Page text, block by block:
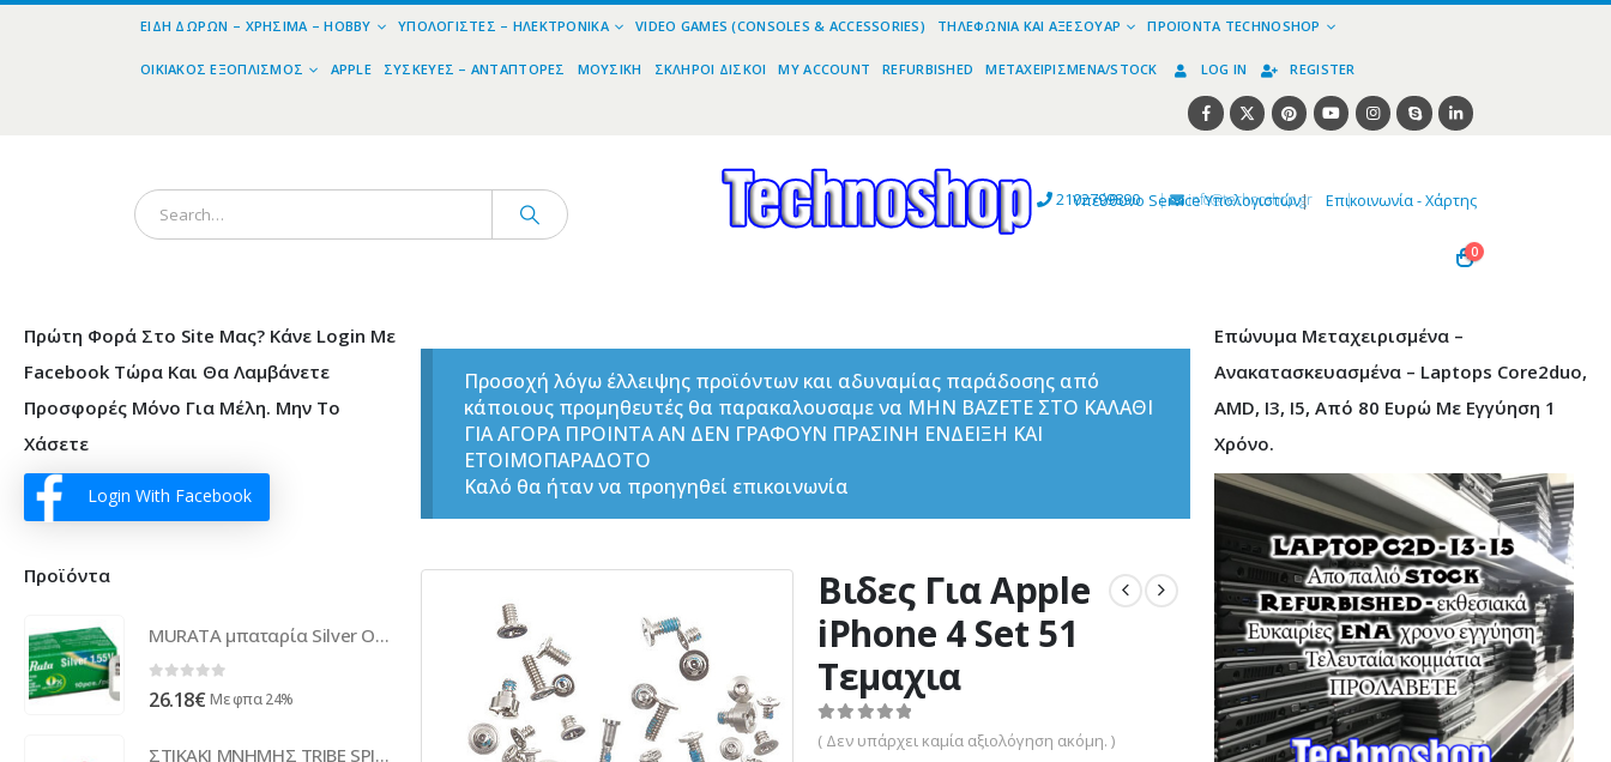
ΕΊΔΗ ΔΏΡΩΝ – ΧΡΉΣΙΜΑ – HOBBY ΥΠΟΛΟΓΙΣΤΈΣ – ΗΛΕΚΤΡΟΝΙΚΆ VIDEO GAMES (CONSOLES & ACCESSORIES) ΤΗΛΕΦΩΝΊΑ ΚΑΙ ΑΞΕΣΟΥΆΡ ΠΡΟΪΌΝΤΑ TECHNOSHOP
ΟΙΚΙΑΚΌΣ ΕΞΟΠΛΙΣΜΌΣ APPLE ΣΥΣΚΕΥΈΣ – ΑΝΤΆΠΤΟΡΕΣ ΜΟΥΣΙΚΉ ΣΚΛΗΡΟΊ ΔΊΣΚΟΙ MY ACCOUNT REFURBISHED ΜΕΤΑΧΕΙΡΙΣΜΈΝΑ/STOCK LOG IN REGISTER
2102799890 | info@technoshop,gr |
Υπεύθυνο Service Υπολογιστών| Επικοινωνία - Χάρτης
0
Προσοχή λόγω έλλειψης προϊόντων και αδυναμίας παράδοσης από
κάποιους προμηθευτές θα παρακαλουσαμε να ΜΗΝ ΒΑΖΕΤΕ ΣΤΟ ΚΑΛΑΘΙ
ΓΙΑ ΑΓΟΡΑ ΠΡΟΙΝΤΑ ΑΝ ΔΕΝ ΓΡΑΦΟΥΝ ΠΡΑΣΙΝΗ ΕΝΔΕΙΞΗ ΚΑΙ
ΕΤΟΙΜΟΠΑΡΑΔΟΤΟ
Καλό θα ήταν να προηγηθεί επικοινωνία
Βιδες Για Apple
iPhone 4 Set 51
Τεμαχια
0 out of 5
( Δεν υπάρχει καμία αξιολόγηση ακόμη. )
Πρώτη Φορά Στο Site Μας? Κάνε Login Με
Facebook Τώρα Και Θα Λαμβάνετε
Προσφορές Μόνο Για Μέλη. Μην Το
Χάσετε
Login With Facebook
Προϊόντα
MURATA μπαταρία Silver Oxide για ρολόγια SR916SW, 1.55V, No373, 10τμχ
0 out of 5
26.18€ Με φπα 24%
ΣΤΙΚΑΚΙ ΜΝΗΜΗΣ TRIBE SPIDERMAN 16GB
Επώνυμα Μεταχειρισμένα –
Ανακατασκευασμένα – Laptops Core2duo,
AMD, I3, I5, Από 80 Ευρώ Με Εγγύηση 1
Χρόνο.